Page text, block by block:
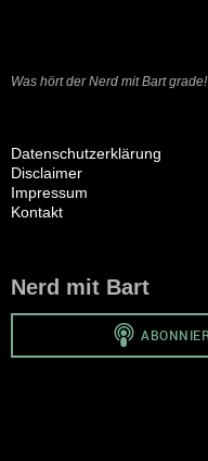
Was hört der Nerd mit Bart grade!
Datenschutzerklärung
Disclaimer
Impressum
Kontakt
Nerd mit Bart